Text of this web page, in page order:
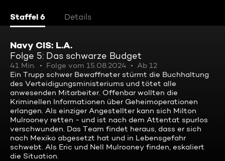
Staffel 6 Details
Navy CIS: L.A.
Folge 5: Das schwarze Budget
41 Min. Folge vom 15.08.2024
Ab 12
Ein Trupp schwer Bewaffneter stürmt die Buchhaltung
des Verteidigungsministeriums und tötet alle
anwesenden Mitarbeiter. Offenbar wollten die
Kriminellen Informationen über Geheimoperationen
erlangen. Als einziger Angestellter kann sich Milton
Mulrooney retten - und ist nach dem Attentat spurlos
verschwunden. Das Team findet heraus, dass er sich
nach Mexiko abgesetzt hat und in Lebensgefahr
schwebt. Als Eric und Nell Mulrooney finden, eskaliert
die Situation.